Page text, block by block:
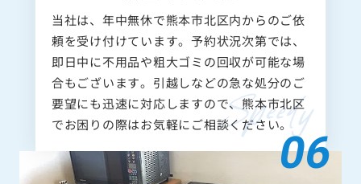
当社は、年中無休で熊本市北区内からのご依
頼を受け付けています。予約状況次第では、
即日中に不用品や粗大ゴミの回収が可能な場
合もございます。引越しなどの急な処分のご
要望にも迅速に対応しますので、熊本市北区
でお困りの際はお気軽にご相談ください。